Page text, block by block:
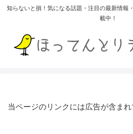
知らないと損！気になる話題・注目の最新情報
載中！
当ページのリンクには広告が含まれ